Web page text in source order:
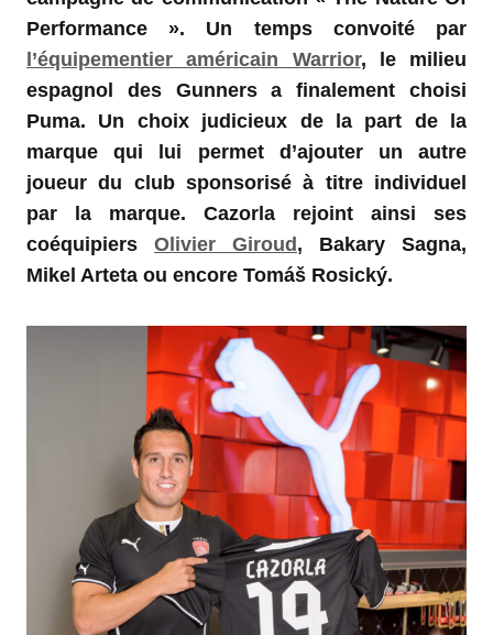
Performance ». Un temps convoité par
l’équipementier américain Warrior, le milieu
espagnol des Gunners a finalement choisi
Puma. Un choix judicieux de la part de la
marque qui lui permet d’ajouter un autre
joueur du club sponsorisé à titre individuel
par la marque. Cazorla rejoint ainsi ses
coéquipiers Olivier Giroud, Bakary Sagna,
Mikel Arteta ou encore Tomáš Rosický.